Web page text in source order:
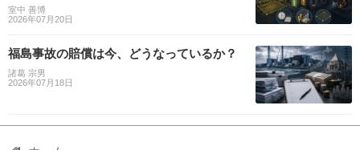
室中 善博
2026年07月20日
福島事故の賠償は今、どうなっているか？
諸葛 宗男
2026年07月18日